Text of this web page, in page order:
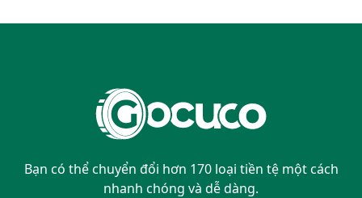
Bạn có thể chuyển đổi hơn 170 loại tiền tệ một cách
nhanh chóng và dễ dàng.